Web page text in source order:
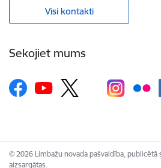
Visi kontakti
Sekojiet mums
© 2026 Limbažu novada pašvaldība, publicētā
aizsargātas.